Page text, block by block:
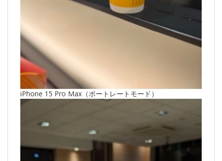
iPhone 15 Pro Max（ポートレートモード）